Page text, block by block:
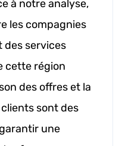
à notre analyse,
les compagnies
des services
cette région
des offres et la
sont des
une